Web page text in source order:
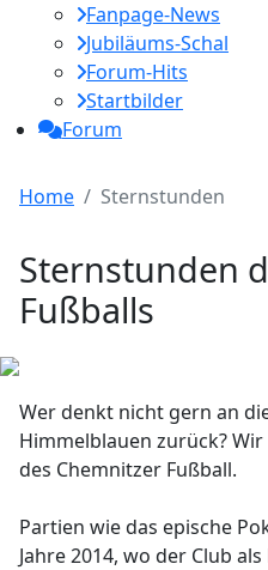
Fanpage-News
Jubiläums-Schal
Forum-Hits
Startbilder
Forum
Home Sternstunden
Sternstunden
Fußballs
Wer denkt nicht gern an
Himmelblauen zurück?
des Chemnitzer Fußball.
Partien wie das epische
Jahre 2014, wo der Club